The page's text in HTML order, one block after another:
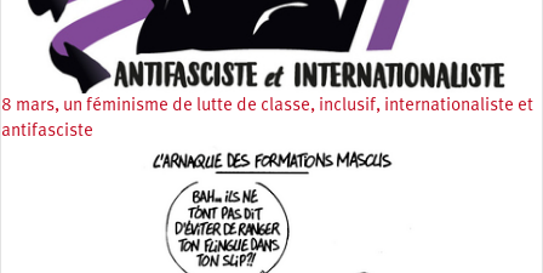
8 mars, un féminisme de lutte de classe, inclusif, internationaliste et
antifasciste